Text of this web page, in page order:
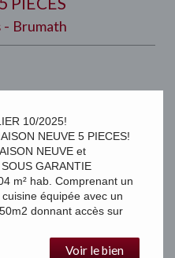
- Brumath
10/2025!
NEUVE 5 PIECES!
NEUVE et
GARANTIE
m² hab. Comprenant un
équipée avec un
donnant accès sur
Voir le bien